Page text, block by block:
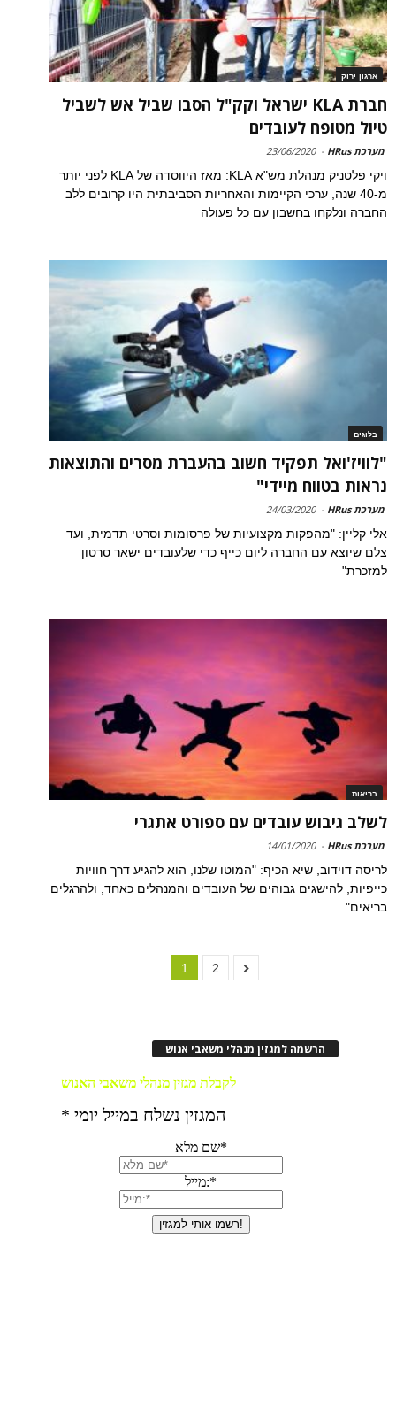
ארגון ירוק
חברת KLA ישראל וקק"ל הסבו שביל אש לשביל
טיול מטופח לעובדים
מערכת HRus -
23/06/2020
ויקי פלטניק מנהלת מש"א KLA: מאז היווסדה של KLA לפני יותר
מ-40 שנה, ערכי הקיימות והאחריות הסביבתית היו קרובים ללב
החברה ונלקחו בחשבון עם כל פעולה
בלוגים
"לוויז'ואל תפקיד חשוב בהעברת מסרים והתוצאות
נראות בטווח מיידי"
מערכת HRus -
24/03/2020
אלי קליין: "מהפקות מקצועיות של פרסומות וסרטי תדמית, ועד
צלם שיוצא עם החברה ליום כייף כדי שלעובדים ישאר סרטון
למזכרת"
בריאות
לשלב גיבוש עובדים עם ספורט אתגרי
מערכת HRus -
14/01/2020
לריסה דוידוב, שיא הכיף: "המוטו שלנו, הוא להגיע דרך חוויות
כייפיות, להישגים גבוהים של העובדים והמנהלים כאחד, ולהרגלים
בריאים"
1 2
הרשמה למגזין מנהלי משאבי אנוש